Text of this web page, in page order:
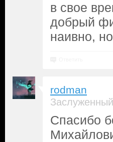
в свое
добрый
наивно,
rodman
Спасибо